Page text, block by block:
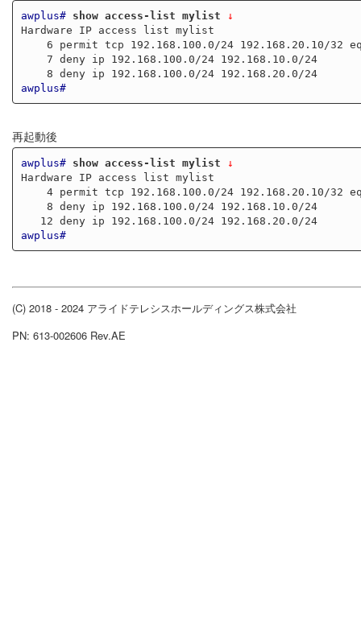
awplus# show access-list mylist ↓
Hardware IP access list mylist
    8 deny ip 192.168.100.0/24 192.168.20.0/24
awplus#
再起動後
awplus# show access-list mylist ↓
Hardware IP access list mylist
   12 deny ip 192.168.100.0/24 192.168.20.0/24
awplus#
(C) 2018 - 2024 アライドテレシスホールディングス株式会社
PN: 613-002606 Rev.AE